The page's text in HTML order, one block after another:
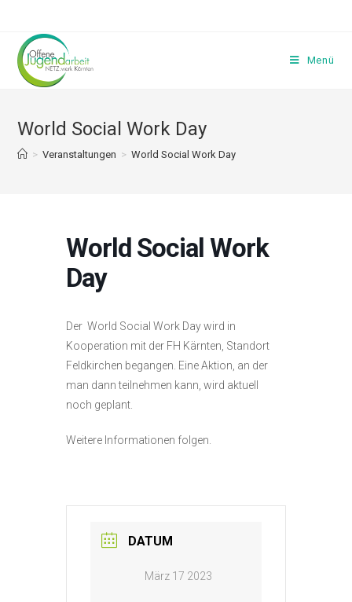
springen
Menü
World Social Work Day
> Veranstaltungen > World Social Work Day
World Social Work
Day
Der World Social Work Day wird in
Kooperation mit der FH Kärnten, Standort
Feldkirchen begangen. Eine Aktion, an der
man dann teilnehmen kann, wird aktuell
noch geplant.
Weitere Informationen folgen.
DATUM
März 17 2023